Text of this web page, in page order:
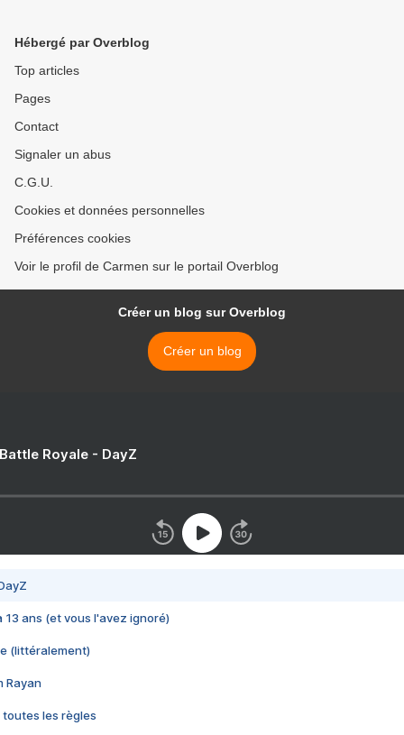
Hébergé par Overblog
Top articles
Pages
Contact
Signaler un abus
C.G.U.
Cookies et données personnelles
Préférences cookies
Voir le profil de Carmen sur le portail Overblog
Créer un blog sur Overblog
Créer un blog
Royale - DayZ
13 ans (et vous l'avez ignoré)
(littéralement)
Rayan
toutes les règles